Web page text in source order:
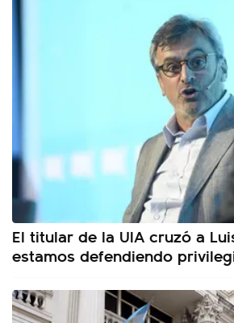
El titular de la UIA cruzó a
estamos defendiendo